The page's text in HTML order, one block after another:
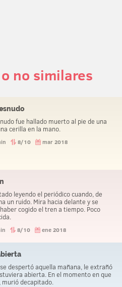
no similares
fue hallado muerto al pie de una
cerilla en la mano.
8/10 mar 2018
leyendo el periódico cuando, de
un ruido. Mira hacia delante y se
cogido el tren a tiempo. Poco
8/10 ene 2018
despertó aquella mañana, le extrañó
abierta. En el momento en que
murió decapitado.